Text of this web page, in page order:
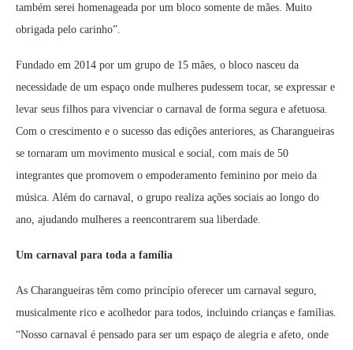
também serei homenageada por um bloco somente de mães. Muito
obrigada pelo carinho”.
Fundado em 2014 por um grupo de 15 mães, o bloco nasceu da
necessidade de um espaço onde mulheres pudessem tocar, se expressar e
levar seus filhos para vivenciar o carnaval de forma segura e afetuosa.
Com o crescimento e o sucesso das edições anteriores, as Charangueiras
se tornaram um movimento musical e social, com mais de 50
integrantes que promovem o empoderamento feminino por meio da
música. Além do carnaval, o grupo realiza ações sociais ao longo do
ano, ajudando mulheres a reencontrarem sua liberdade.
Um carnaval para toda a família
As Charangueiras têm como princípio oferecer um carnaval seguro,
musicalmente rico e acolhedor para todos, incluindo crianças e famílias.
“Nosso carnaval é pensado para ser um espaço de alegria e afeto, onde